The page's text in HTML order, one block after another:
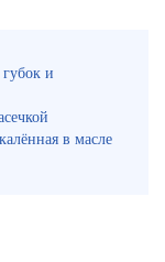
и
в масле